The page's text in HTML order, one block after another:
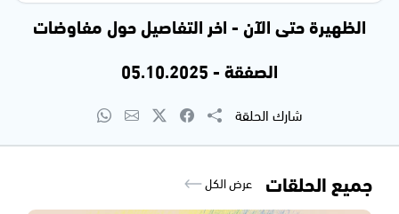
الظهيرة حتى الآن - اخر التفاصيل حول مفاوضات
الصفقة - 05.10.2025
شارك الحلقة
جميع الحلقات عرض الكل